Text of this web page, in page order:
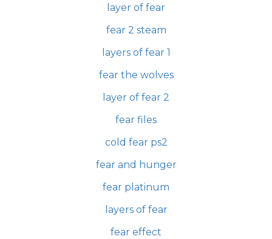
layer of fear
fear 2 steam
layers of fear 1
fear the wolves
layer of fear 2
fear files
cold fear ps2
fear and hunger
fear platinum
layers of fear
fear effect